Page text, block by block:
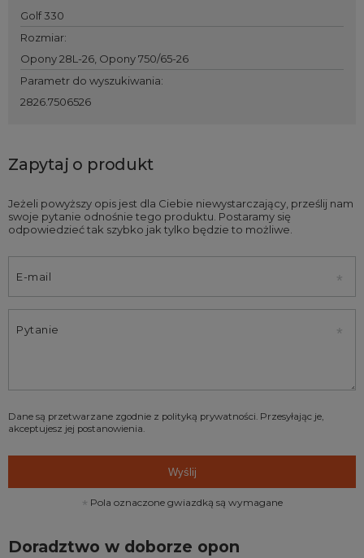
Golf 330
Rozmiar:
Opony 28L-26 Opony 750/65-26
Parametr do wyszukiwania:
2826.7506526
Zapytaj o produkt
Jeżeli powyższy opis jest dla Ciebie niewystarczający, prześlij nam
swoje pytanie odnośnie tego produktu. Postaramy się
odpowiedzieć tak szybko jak tylko będzie to możliwe.
E-mail
Pytanie
Dane są przetwarzane zgodnie z polityką prywatności. Przesyłając je,
akceptujesz jej postanowienia.
Wyślij
Pola oznaczone gwiazdką są wymagane
Doradztwo w doborze opon